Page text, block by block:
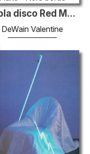
Tripla disco Red Metal Flake - Nero bordo
DeWain Valentine